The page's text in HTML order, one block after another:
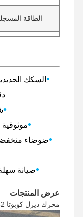
الطاقة
• السكك
•
•
•ضوضاء
•صيانة
عرض المنتجات
محرك ديزل كوبوتا V3800-CR-T-CF32 مشحون بالتوربو للبيع